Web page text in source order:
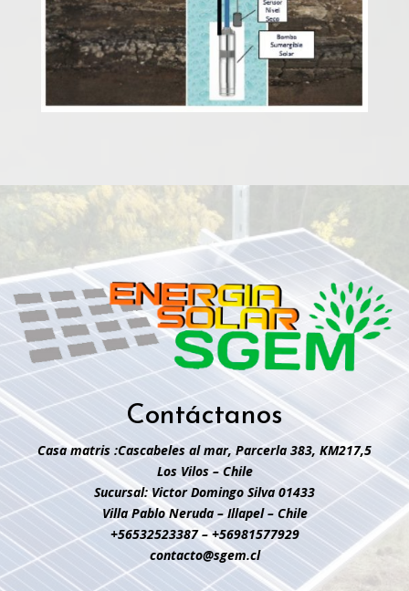
Contáctanos
Casa matris :Cascabeles al mar, Parcerla 383, KM217,5
Los Vilos – Chile
Sucursal: Victor Domingo Silva 01433
Villa Pablo Neruda – Illapel – Chile
+56532523387 – +56981577929
contacto@sgem.cl